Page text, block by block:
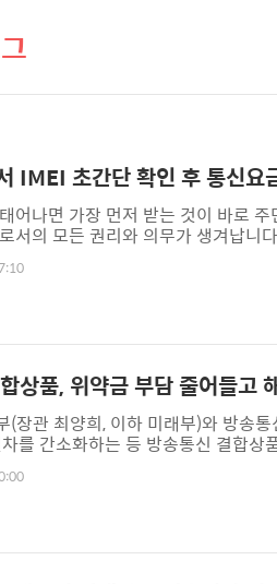
IMEI 초간단 확인 후 통신
어나면 가장 먼저 받는 것이 바로
서의 모든 권리와 의무가 생겨납니
가 부여됩니다. IMEI는 기기를 식별
스트로 등록을 하여 타인이 부정사
상품, 위약금 부담 줄어들고
(장관 최양희, 이하 미래부)와 방송
를 간소화하는 등 방송통신 결합
입기간이 길어질수록 위약금(할인반
년부터는 결합상품의 위약금을 가